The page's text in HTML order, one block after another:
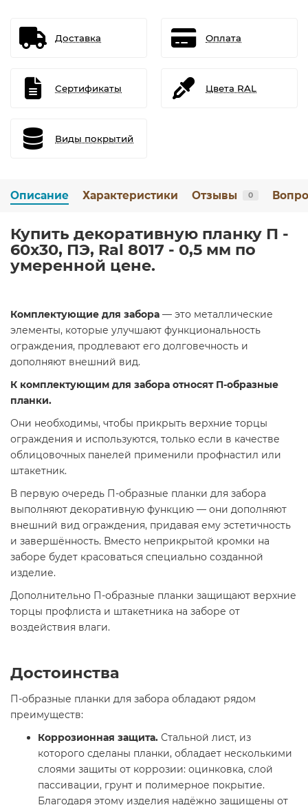
Доставка Оплата
Сертификаты Цвета RAL
Виды покрытий
Описание Характеристики Отзывы 0
Купить декоративную планку П -
60х30, ПЭ, Ral 8017 - 0,5 мм по
умеренной цене.
Комплектующие для забора — это металлические
элементы, которые улучшают функциональность
ограждения, продлевают его долговечность и
дополняют внешний вид.
К комплектующим для забора относят П-образные
планки.
Они необходимы, чтобы прикрыть верхние торцы
ограждения и используются, только если в качестве
облицовочных панелей применили профнастил или
штакетник.
В первую очередь П-образные планки для забора
выполняют декоративную функцию — они дополняют
внешний вид ограждения, придавая ему эстетичность
и завершённость. Вместо неприкрытой кромки на
заборе будет красоваться специально созданной
изделие.
Дополнительно П-образные планки защищают верхние
торцы профлиста и штакетника на заборе от
воздействия влаги.
Достоинства
П-образные планки для забора обладают рядом
преимуществ:
Коррозионная защита. Стальной лист, из
которого сделаны планки, обладает несколькими
слоями защиты от коррозии: оцинковка, слой
пассивации, грунт и полимерное покрытие.
Благодаря этому изделия надёжно защищены от